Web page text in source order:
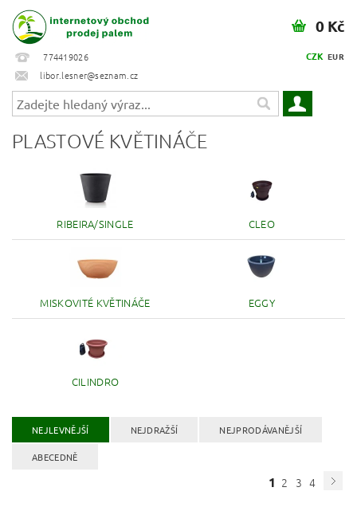
774419026
libor.lesner@seznam.cz
CZK EUR
0 Kč
PLASTOVÉ KVĚTINÁČE
RIBEIRA/SINGLE CLEO
MISKOVITÉ KVĚTINÁČE EGGY
CILINDRO
NEJLEVNĚJŠÍ NEJDRAŽŠÍ NEJPRODÁVANĚJŠÍ
ABECEDNĚ
1 2 3 4